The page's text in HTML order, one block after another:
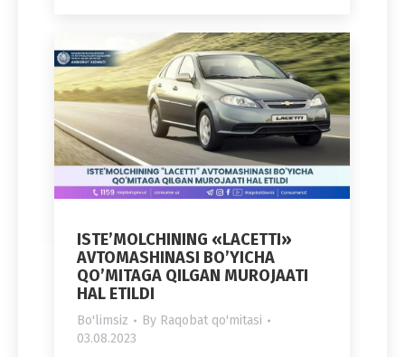
ISTE’MOLCHINING «LAСETTI»
AVTOMASHINASI BO’YICHA
QO’MITAGA QILGAN MUROJAATI
HAL ETILDI
Bo'limsiz By Raqobat qo'mitasi
03.08.2023